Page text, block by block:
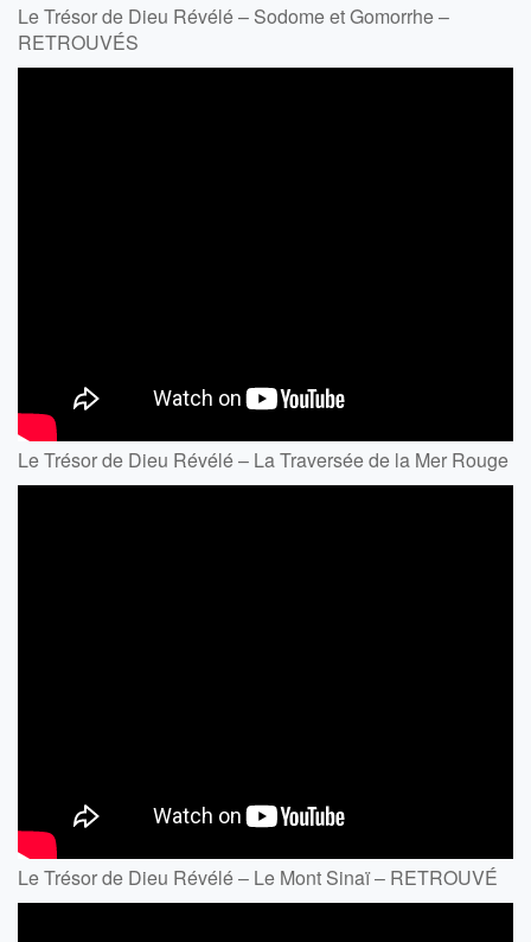
Le Trésor de Dieu Révélé – Sodome et Gomorrhe –
RETROUVÉS
Le Trésor de Dieu Révélé – La Traversée de la Mer Rouge
Le Trésor de Dieu Révélé – Le Mont Sinaï – RETROUVÉ